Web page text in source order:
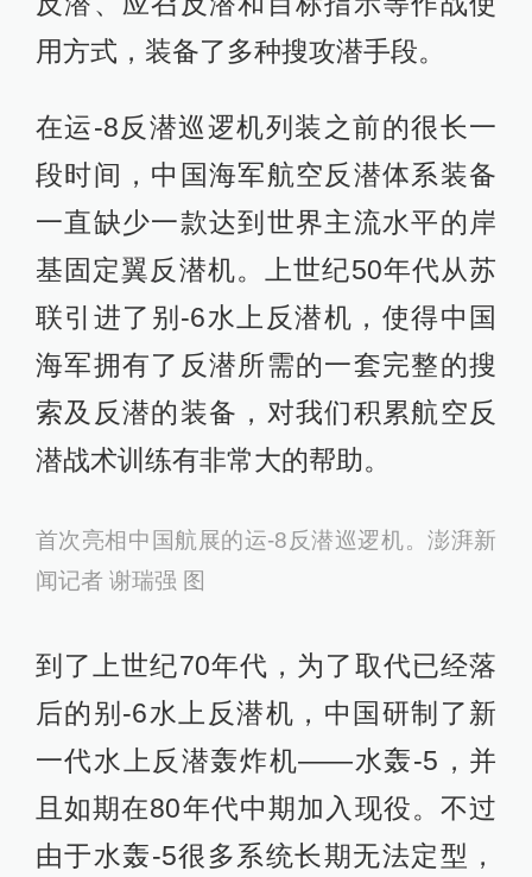
用方式，装备了多种搜攻潜手段。
在运-8反潜巡逻机列装之前的很长一
段时间，中国海军航空反潜体系装备
一直缺少一款达到世界主流水平的岸
基固定翼反潜机。上世纪50年代从苏
联引进了别-6水上反潜机，使得中国
海军拥有了反潜所需的一套完整的搜
索及反潜的装备，对我们积累航空反
潜战术训练有非常大的帮助。
首次亮相中国航展的运-8反潜巡逻机。澎湃新
闻记者 谢瑞强 图
到了上世纪70年代，为了取代已经落
后的别-6水上反潜机，中国研制了新
一代水上反潜轰炸机——水轰-5，并
且如期在80年代中期加入现役。不过
由于水轰-5很多系统长期无法定型，